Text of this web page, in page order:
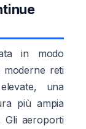
in modo
moderne reti
una
più ampia
Gli aeroporti